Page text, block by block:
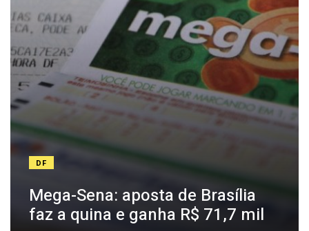
DF
Mega-Sena: aposta de Brasília
faz a quina e ganha R$ 71,7 mil